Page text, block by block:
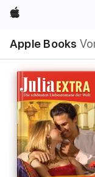
Apple
Apple Books
Navigation
Menü
öffnen